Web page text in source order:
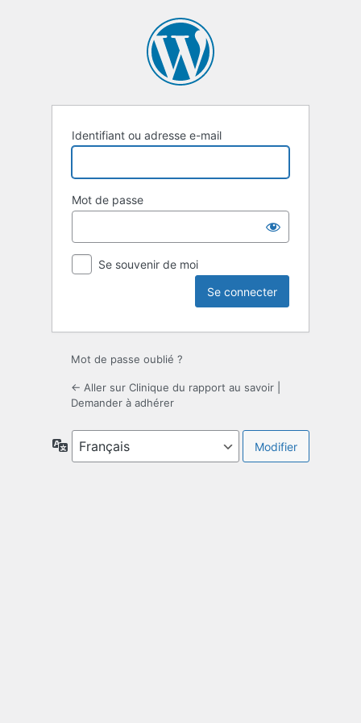
Identifiant ou adresse e-mail
Mot de passe
Se souvenir de moi
Mot de passe oublié ?
← Aller sur Clinique du rapport au savoir
Demander à adhérer
Langue